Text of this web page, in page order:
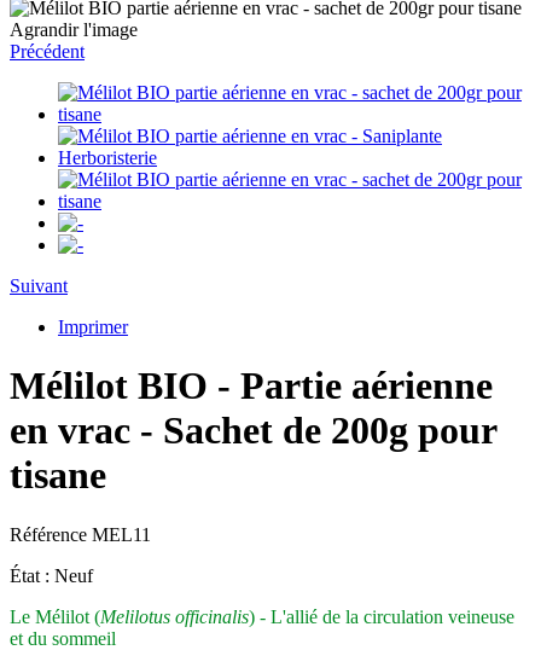
Agrandir l'image
Précédent
Suivant
Imprimer
Mélilot BIO - Partie aérienne
en vrac - Sachet de 200g pour
tisane
Référence MEL11
État : Neuf
Le Mélilot (Melilotus officinalis) - L'allié de la circulation veineuse
et du sommeil